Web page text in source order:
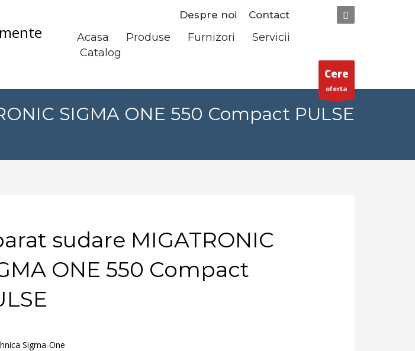
Despre noi Contact
Acasa Produse Furnizori
Servicii
Catalog
Cere
oferta
SIGMA ONE 550 Compact PULSE
sudare MIGATRONIC
ONE 550 Compact
Sigma-One